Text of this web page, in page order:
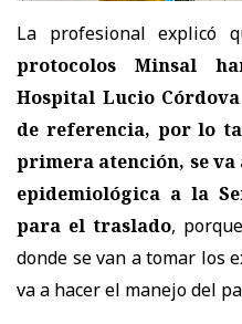
La profesional explicó
protocolos Minsal
Hospital Lucio
de referencia, por lo
primera atención, se
epidemiológica a la
para el traslado,
donde se van a tomar los
va a hacer el manejo del